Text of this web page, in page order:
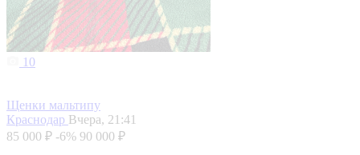
10
Щенки мальтипу
Краснодар Вчера, 21:41
85 000 ₽ -6% 90 000 ₽